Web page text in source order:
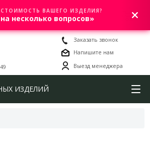
0
Заказать звонок
Напишите нам
Выезд менеджера
ИЗДЕЛИЙ
ВАШЕГО ИЗДЕЛИЯ?
несколько вопросов»